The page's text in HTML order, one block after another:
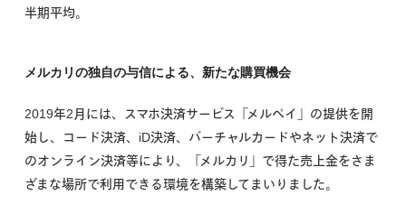
半期平均。
メルカリの独自の与信による、新たな購買機会
2019年2月には、スマホ決済サービス「メルペイ」の提供を開
始し、コード決済、iD決済、バーチャルカードやネット決済で
のオンライン決済等により、「メルカリ」で得た売上金をさま
ざまな場所で利用できる環境を構築してまいりました。